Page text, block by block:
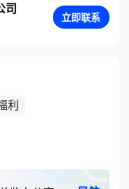
司
立即联系
利